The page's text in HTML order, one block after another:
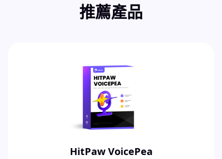
推薦產品
HitPaw VoicePea